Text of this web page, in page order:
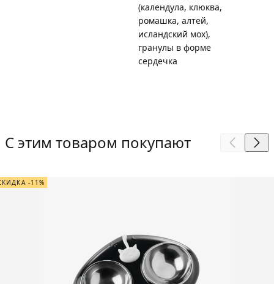
(календула, клюква,
ромашка, алтей,
исландский мох),
гранулы в форме
сердечка
С этим товаром покупают
-11%